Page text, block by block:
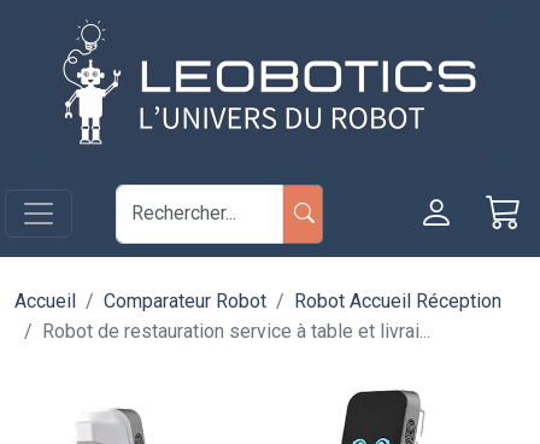
Aller au contenu principal
Accueil Comparateur Robot
Robot Accueil Réception
Robot de restauration service à table et livrai...
Panneau de gestion des cookies